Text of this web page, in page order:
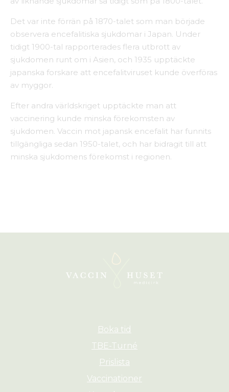
Det var inte förrän på 1870-talet som man började
observera encefalitiska sjukdomar i Japan. Under
tidigt 1900-tal rapporterades flera utbrott av
sjukdomen runt om i Asien, och 1935 upptäckte
japanska forskare att encefalitviruset kunde överföras
av myggor.
Efter andra världskriget upptäckte man att
vaccinering kunde minska förekomsten av
sjukdomen. Vaccin mot japansk encefalit har funnits
tillgängliga sedan 1950-talet, och har bidragit till att
minska sjukdomens förekomst i regionen.
Boka tid
TBE-Turné
Prislista
Vaccinationer